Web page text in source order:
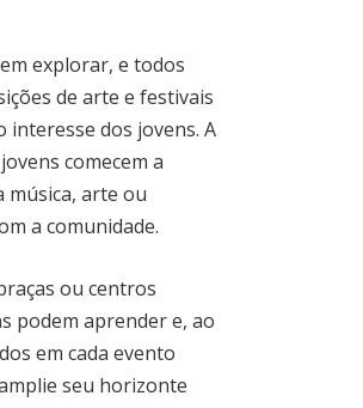
explorar, e todos
de arte e festivais
dos jovens. A
comecem a
música, arte ou
a comunidade.
ou centros
podem aprender e, ao
em cada evento
seu horizonte